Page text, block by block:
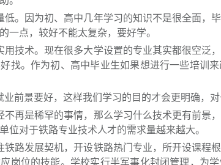
低。因为初、高中几年学习的知识不是很全面，
一点，较好不能太复杂，要好学。
用技术。现在很多大学设置的专业其实都很空泛
找。作为初、高中毕业生如果想进行一些培训
前景要好，这样我们学习的目的才会更明确，
不再是稀罕的事情，那么学习什么技术更有前景
位对于铁路专业技术人才的需求量越来越大。
铁路发展契机，开设铁路热门专业，所开设课程
岗位的技能。学校实行半军事化封闭管理，为